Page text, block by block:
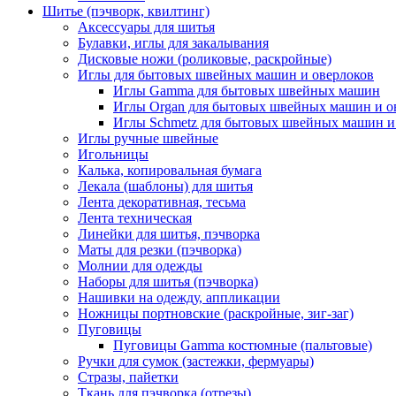
Шитье (пэчворк, квилтинг)
Аксессуары для шитья
Булавки, иглы для закалывания
Дисковые ножи (роликовые, раскройные)
Иглы для бытовых швейных машин и оверлоков
Иглы Gamma для бытовых швейных машин
Иглы Organ для бытовых швейных машин и
Иглы Schmetz для бытовых швейных машин и
Иглы ручные швейные
Игольницы
Калька, копировальная бумага
Лекала (шаблоны) для шитья
Лента декоративная, тесьма
Лента техническая
Линейки для шитья, пэчворка
Маты для резки (пэчворка)
Молнии для одежды
Наборы для шитья (пэчворка)
Нашивки на одежду, аппликации
Ножницы портновские (раскройные, зиг-заг)
Пуговицы
Пуговицы Gamma костюмные (пальтовые)
Ручки для сумок (застежки, фермуары)
Стразы, пайетки
Ткань для пэчворка (отрезы)